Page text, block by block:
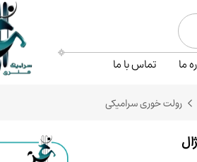
ما تماس با ما
رولت خوری سرامیکی